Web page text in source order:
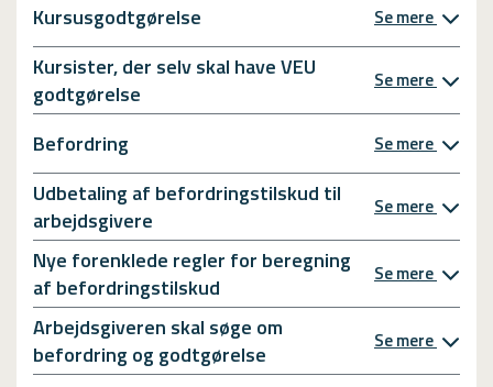
Kursusgodtgørelse Se mere
Kursister, der selv skal have VEU
godtgørelse
Se mere
Befordring Se mere
Udbetaling af befordringstilskud til
arbejdsgivere
Se mere
Nye forenklede regler for beregning
af befordringstilskud
Se mere
Arbejdsgiveren skal søge om
befordring og godtgørelse
Se mere